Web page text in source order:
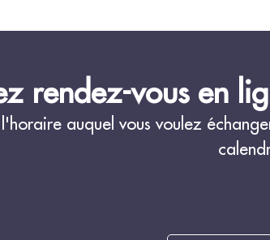
rendez-vous en
auquel vous voulez